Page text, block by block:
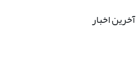
آخرین اخبار